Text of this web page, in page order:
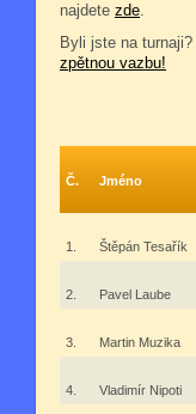
najdete zde.
Byli jste na turnaji?
zpětnou vazbu!
Č. Jméno
1. Štěpán Tesařík
2. Pavel Laube
3. Martin Muzika
4. Vladimír Nipoti